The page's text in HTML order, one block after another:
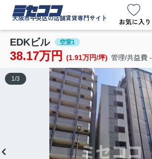
ミセココ
大阪市中央区の店舗賃貸専門サイト
EDKビル 空室1
38.17万円 (1.91万円/坪) 管理/共益費 -
1 /3